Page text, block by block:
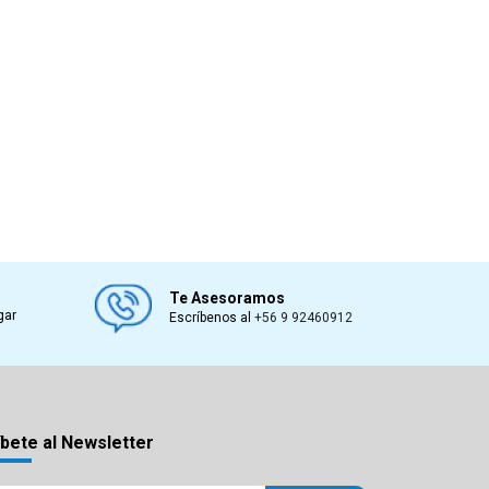
Te Asesoramos
Escríbenos al+56 9 92460912
al Newsletter